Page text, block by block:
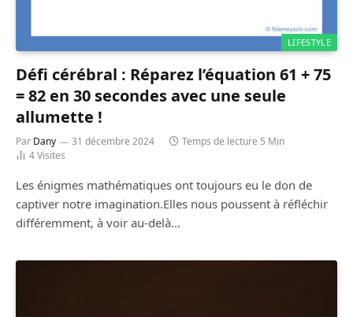
LIFESTYLE
Défi cérébral : Réparez l’équation 61 + 75
= 82 en 30 secondes avec une seule
allumette !
Par Dany 31 décembre 2024
Temps de lecture 5 Min
4Visites
Les énigmes mathématiques ont toujours eu le don de
captiver notre imagination.Elles nous poussent à réfléchir
différemment, à voir au-delà…